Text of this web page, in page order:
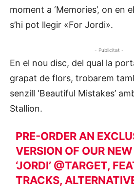
moment a ‘Memories’, on en
s’hi pot llegir «For Jordi».
- Publicitat -
En el nou disc, del qual la
grapat de flors, trobarem
senzill ‘Beautiful Mistakes’
Stallion.
PRE-ORDER AN
VERSION OF OUR
‘JORDI’ @TARGET,
TRACKS,